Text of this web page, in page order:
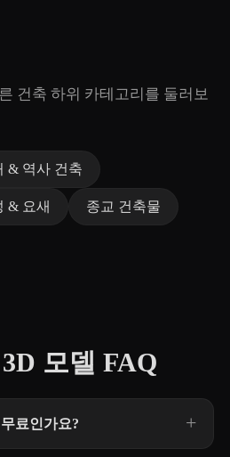
건축 하위 카테고리를 둘러보
& 역사 건축
& 요새 종교 건축물
모델 FAQ
료인가요?